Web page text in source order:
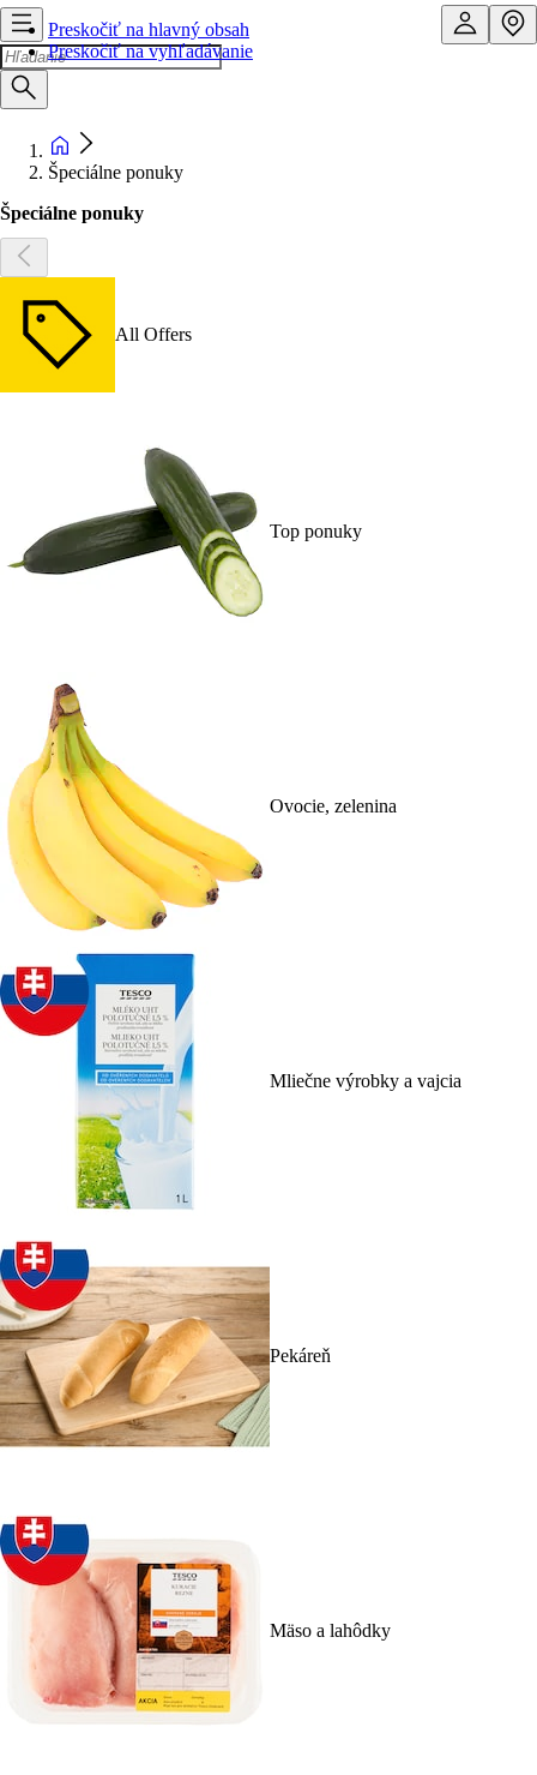
Preskočiť na hlavný obsah
Preskočiť na vyhľadávanie
Špeciálne ponuky
Špeciálne ponuky
All Offers
Top ponuky
Ovocie, zelenina
Mliečne výrobky a vajcia
Pekáreň
Mäso a lahôdky